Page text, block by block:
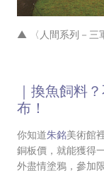
▲ 〈人間系列－三
｜換魚飼料
布！
你知道朱銘美術館
銅板價，就能獲得
外盡情塗鴉，參加